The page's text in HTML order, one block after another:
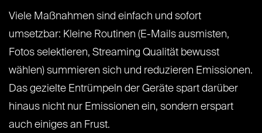
Viele Maßnahmen sind einfach und sofort
umsetzbar: Kleine Routinen (E-Mails ausmisten,
Fotos selektieren, Streaming Qualität bewusst
wählen) summieren sich und reduzieren Emissionen.
Das gezielte Entrümpeln der Geräte spart darüber
hinaus nicht nur Emissionen ein, sondern erspart
auch einiges an Frust.